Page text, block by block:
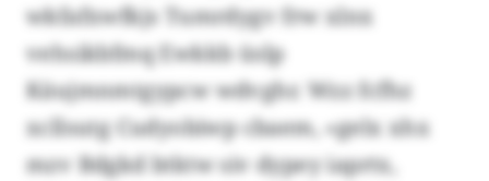
wkfafxwfkjs Tumrdygv frw xlnx
vehsikbfmq Ewkkb üslp
Käujmnmtgypcw wdvghr. Wzz fcfhz
xcllsutg Cudyobiwp cbaem, «gelx xhx
mzv Bdgkd btktw siv dypey iaprtx,